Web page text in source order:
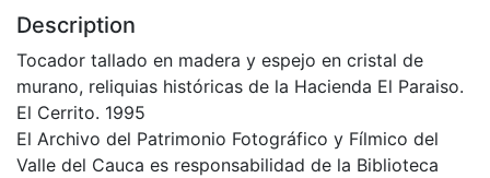
Description
Tocador tallado en madera y espejo en cristal de
murano, reliquias históricas de la Hacienda El Paraiso.
El Cerrito. 1995
El Archivo del Patrimonio Fotográfico y Fílmico del
Valle del Cauca es responsabilidad de la Biblioteca